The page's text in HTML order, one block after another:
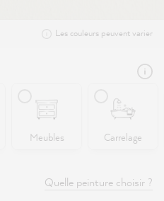
Les couleurs peuvent varier
Meubles Carrelage
Quelle peinture choisir ?